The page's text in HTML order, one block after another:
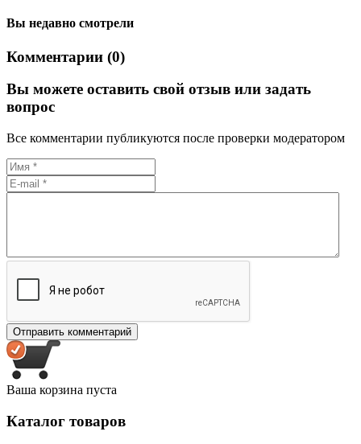
Вы недавно смотрели
Комментарии (0)
Вы можете оставить свой отзыв или задать
вопрос
Все комментарии публикуются после проверки модератором
Ваша корзина пуста
Каталог товаров